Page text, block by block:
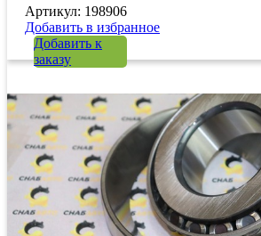
Артикул: 198906
Добавить в избранное
Добавить к
заказу